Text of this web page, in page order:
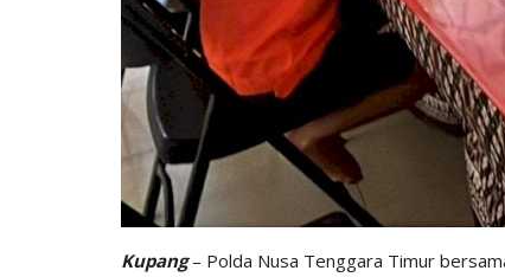
Kupang– Polda Nusa Tenggara Timur